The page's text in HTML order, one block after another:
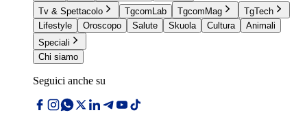
Tv & Spettacolo
TgcomLab TgcomMag
TgTech
Lifestyle
Oroscopo Salute Skuola Cultura
Animali
Speciali
Chi siamo
Seguici anche su